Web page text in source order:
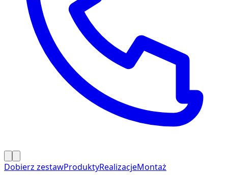
Dobierz zestawProduktyRealizacjeMontaż